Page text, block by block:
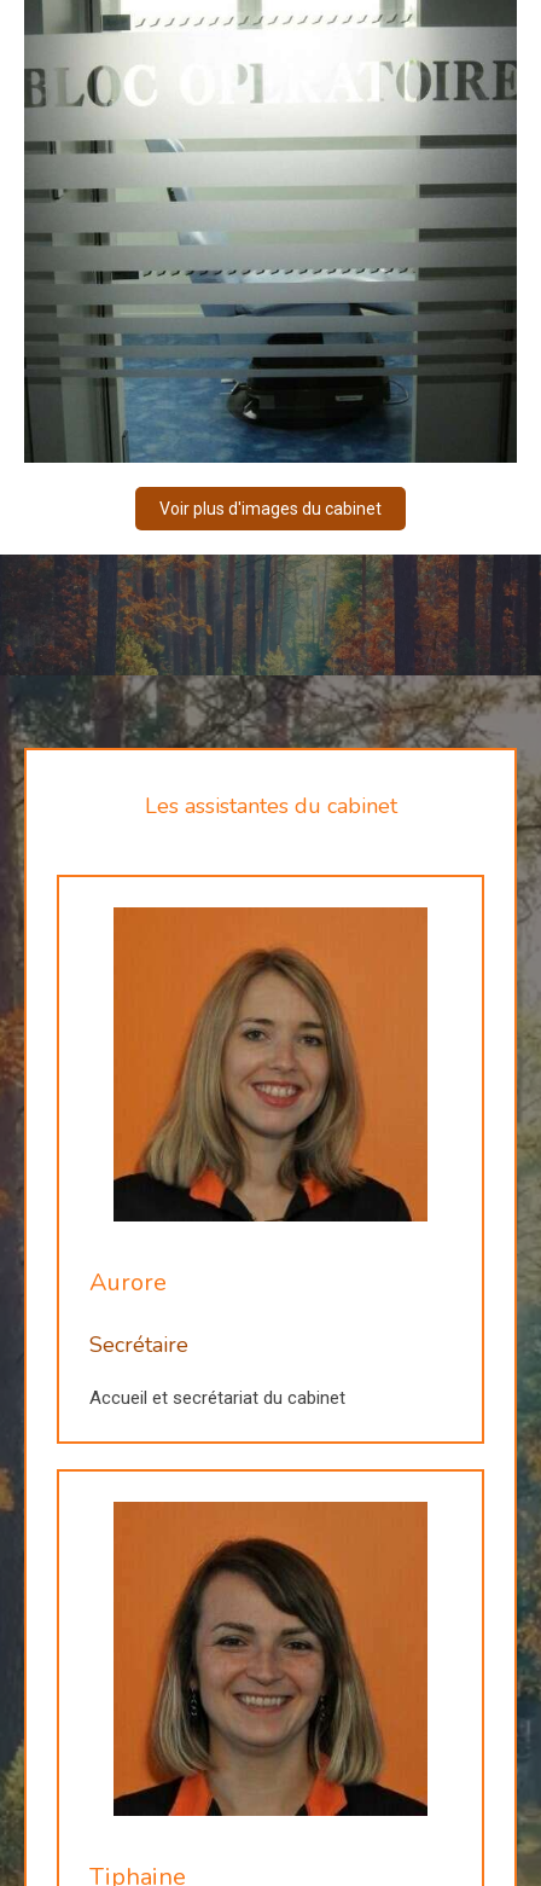
Voir plus d'images du cabinet
Les assistantes du cabinet
Aurore
Secrétaire
Accueil et secrétariat du cabinet
Tiphaine